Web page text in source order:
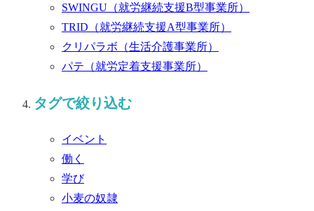
SWINGU （就労継続支援B型事業所）
TRID （就労継続支援A型事業所）
クリパラボ （生活介護事業所）
パテ （就労定着支援事業所）
タグで絞り込む
イベント
働く
学び
小麦の奴隷